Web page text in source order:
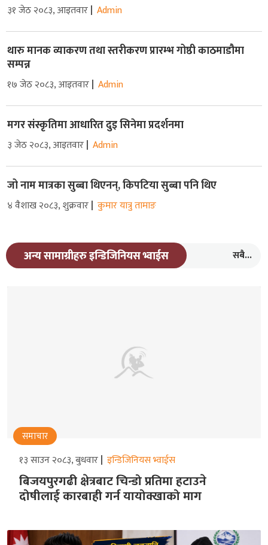
३१ जेठ २०८३, आइतवार Admin
थारु मानक व्याकरण तथा स्तरीकरण प्रारम्भ गोष्ठी काठमाडौमा
सम्पन्न
१७ जेठ २०८३, आइतवार Admin
मगर संस्कृतिमा आधारित दुइ सिनेमा प्रदर्शनमा
३ जेठ २०८३, आइतवार Admin
जो नाम मात्रका सुब्बा थिएनन्, किपटिया सुब्बा पनि थिए
४ वैशाख २०८३, शुक्रवार कुमार यात्रु तामाङ
अन्य सामाग्रीहरु इन्डिजिनियस भ्वाईस सबै...
समाचार
१३ साउन २०८३, बुधवार इन्डिजिनियस भ्वाईस
बिजयपुरगढी क्षेत्रबाट चिन्डो प्रतिमा हटाउने
दोषीलाई कारबाही गर्न यायोक्खाको माग